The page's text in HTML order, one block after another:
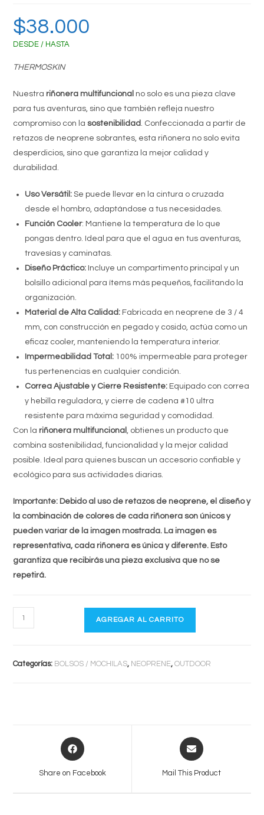
$38.000
DESDE / HASTA
THERMOSKIN
Nuestra riñonera multifuncional no solo es una pieza clave
para tus aventuras, sino que también refleja nuestro
compromiso con lasostenibilidad . Confeccionada a partir de
retazos de neoprene sobrantes, esta riñonera no solo evita
desperdicios, sino que garantiza la mejor calidad y
durabilidad.
Uso Versátil: Se puede llevar en la cintura o cruzada
desde el hombro, adaptándose a tus necesidades.
Función Cooler: Mantiene la temperatura de lo que
pongas dentro. Ideal para que el agua en tus aventuras,
travesías y caminatas.
Diseño Práctico: Incluye un compartimento principal y un
bolsillo adicional para ítems más pequeños, facilitando la
organización.
Material de Alta Calidad: Fabricada en neoprene de 3 / 4
mm, con construcción en pegado y cosido, actúa como un
eficaz cooler, manteniendo la temperatura interior.
Impermeabilidad Total: 100% impermeable para proteger
tus pertenencias en cualquier condición.
Correa Ajustable y Cierre Resistente: Equipado con correa
y hebilla reguladora, y cierre de cadena #10 ultra
resistente para máxima seguridad y comodidad.
Con la riñonera multifuncional, obtienes un producto que
combina sostenibilidad, funcionalidad y la mejor calidad
posible. Ideal para quienes buscan un accesorio confiable y
ecológico para sus actividades diarias.
Importante: Debido al uso de retazos de neoprene, el diseño y
la combinación de colores de cada riñonera son únicos y
pueden variar de la imagen mostrada. La imagen es
representativa, cada riñonera es única y diferente. Esto
garantiza que recibirás una pieza exclusiva que no se
repetirá.
RIÑONERA
THERMOSKIN
AGREGAR AL CARRITO
Categorías: BOLSOS / MOCHILAS, NEOPRENE,OUTDOOR
Opens
in
Share on Facebook
Opens
in
Mail This Product